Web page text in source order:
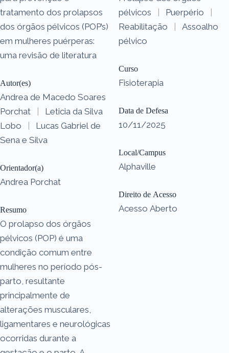
tratamento dos prolapsos
dos órgãos pélvicos (POP’s)
em mulheres puérperas:
uma revisão de literatura
Autor(es)
Andrea de Macedo Soares
Porchat
|
Leticia da Silva
Lobo
|
Lucas Gabriel de
Sena e Silva
Orientador(a)
Andrea Porchat
Resumo
O prolapso dos órgãos
pélvicos (POP) é uma
condição comum entre
mulheres no período pós-
parto, resultante
principalmente de
alterações musculares,
ligamentares e neurológicas
ocorridas durante a
pélvicos
| Puerpério
|
Reabilitação
|
Assoalho
pélvico
Curso
Fisioterapia
Data de Defesa
10/11/2025
Local/Campus
Alphaville
Direito de Acesso
Acesso Aberto